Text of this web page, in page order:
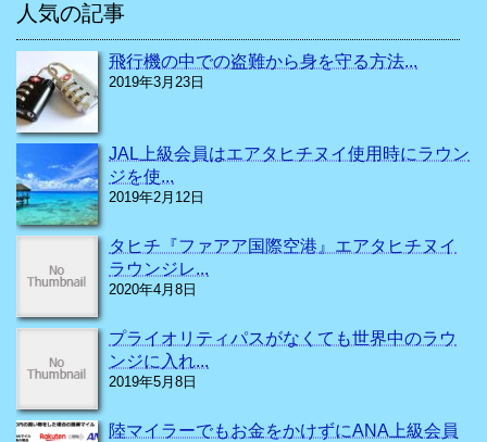
人気の記事
飛行機の中での盗難から身を守る方法...
2019年3月23日
JAL上級会員はエアタヒチヌイ使用時にラウン
ジを使...
2019年2月12日
タヒチ『ファアア国際空港』エアタヒチヌイ
ラウンジレ...
2020年4月8日
プライオリティパスがなくても世界中のラウ
ンジに入れ...
2019年5月8日
陸マイラーでもお金をかけずにANA上級会員